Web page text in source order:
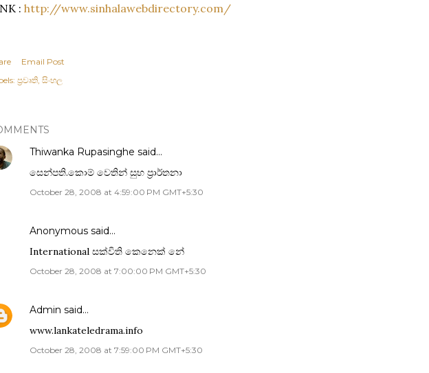
: http://www.sinhalawebdirectory.com/
Email Post
ප්‍රවෘති සිංහල
Thiwanka Rupasinghe said…
සෙන්පති.කොම් වෙතින් සුභ ප්‍රාර්තනා
October 28, 2008 at 4:59:00 PM GMT+5:30
Anonymous said…
International සක්විති කෙනෙක් නේ
October 28, 2008 at 7:00:00 PM GMT+5:30
Admin said…
www.lankateledrama.info
October 28, 2008 at 7:59:00 PM GMT+5:30